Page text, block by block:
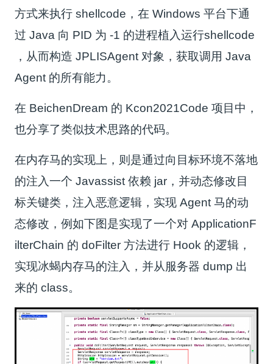
方式来执行 shellcode，在 Windows 平台下通
过 Java 向 PID 为-1 的进程植入运行shellcode
，从而构造 JPLISAgent 对象，获取调用 Java
Agent 的所有能力。
在 BeichenDream 的 Kcon2021Code 项目中，
也分享了类似技术思路的代码。
在内存马的实现上，则是通过向目标环境不落地
的注入一个 Javassist 依赖 jar，并动态修改目
标关键类，注入恶意逻辑，实现 Agent 马的动
态修改，例如下图是实现了一个对 ApplicationF
ilterChain 的 doFilter 方法进行 Hook 的逻辑，
实现冰蝎内存马的注入，并从服务器 dump 出
来的 class。